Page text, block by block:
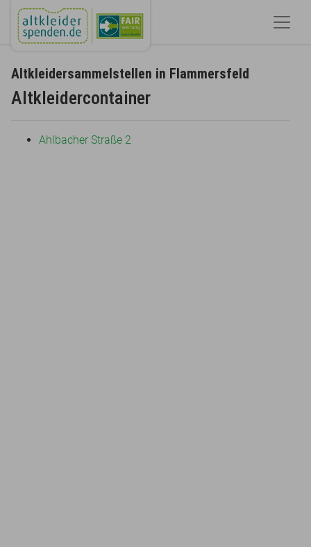
Altkleidersammelstellen in Flammersfeld
Altkleidercontainer
Ahlbacher Straße 2